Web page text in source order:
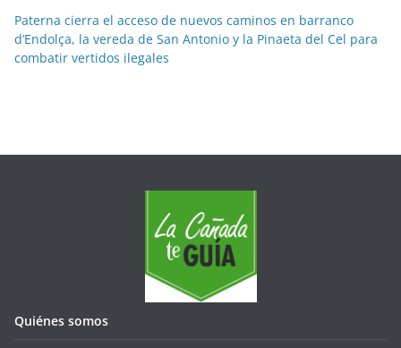
Paterna cierra el acceso de nuevos caminos en barranco
d’Endolça, la vereda de San Antonio y la Pinaeta del Cel para
combatir vertidos ilegales
Quiénes somos